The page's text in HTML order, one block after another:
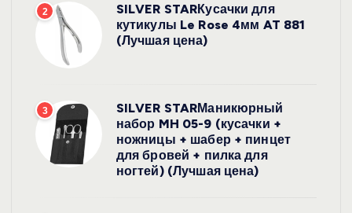
2
SILVER STARКусачки для
кутикулы Le Rose 4мм AT 881
(Лучшая цена)
3
SILVER STARМаникюрный
набор MH 05-9 (кусачки +
ножницы + шабер + пинцет
для бровей + пилка для
ногтей) (Лучшая цена)